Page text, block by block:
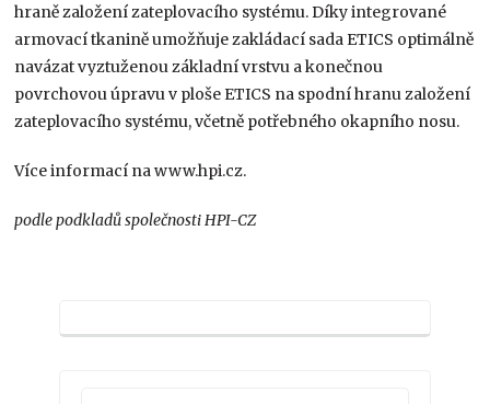
hraně založení zateplovacího systému. Díky integrované
armovací tkanině umožňuje zakládací sada ETICS optimálně
navázat vyztuženou základní vrstvu a konečnou
povrchovou úpravu v ploše ETICS na spodní hranu založení
zateplovacího systému, včetně potřebného okapního nosu.
Více informací na www.hpi.cz.
podle podkladů společnosti HPI-CZ